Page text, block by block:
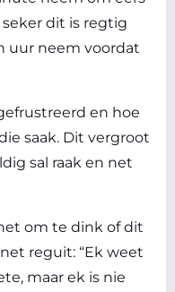
dit is regtig
uur neem voordat
en hoe
saak. Dit vergroot
sal raak en net
om te dink of dit
reguit: “Ek weet
maar ek is nie